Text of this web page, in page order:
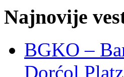
Najnovije
BGKO –
Dorćol